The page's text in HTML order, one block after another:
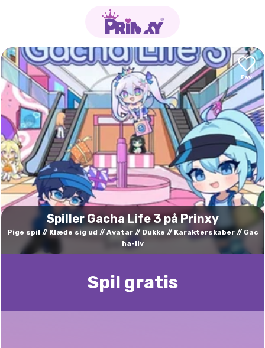
Spiller Gacha Life 3 på Prinxy
Pige spil Klæde sig ud Avatar Dukke Karakterskaber
Gac
ha-liv
Spil gratis